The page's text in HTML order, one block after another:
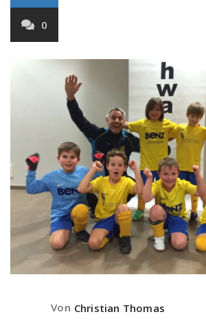
0
Von Christian Thomas